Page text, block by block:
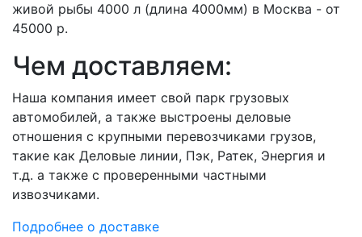
живой рыбы 4000 л (длина 4000мм) в Москва - от
45000 р.
Чем доставляем:
Наша компания имеет свой парк грузовых
автомобилей, а также выстроены деловые
отношения с крупными перевозчиками грузов,
такие как Деловые линии, Пэк, Ратек, Энергия и
т.д. а также с проверенными частными
извозчиками.
Подробнее о доставке